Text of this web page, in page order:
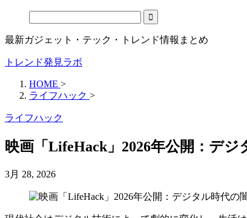
最新ガジェット・テック・トレンド情報まとめ
トレンド発見ラボ
HOME >
ライフハック >
ライフハック
映画「LifeHack」2026年公開：デ
3月 28, 2026